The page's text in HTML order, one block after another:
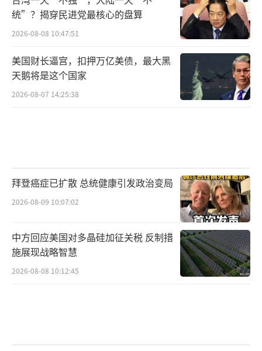
统”？揭穿民进党最核心的盘算
2026-08-08 10:47:51
美国财长逼宫，扣押万亿美债，最大黑
天鹅将是这个国家
2026-08-07 14:25:38
拜登癌症已扩散 总统健康引发政治变局
2026-08-09 10:07:02
中方回应美国对多晶硅加征关税 反制措
施展现战略智慧
2026-08-08 10:12:45